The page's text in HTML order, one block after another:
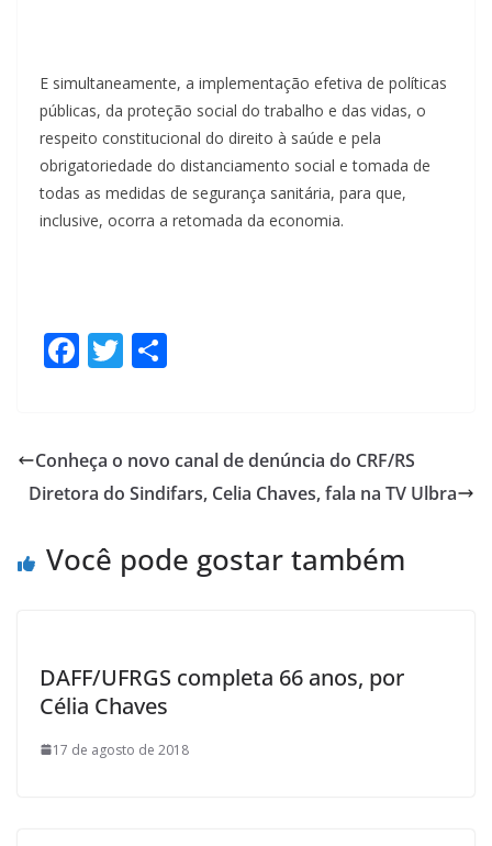
E simultaneamente, a implementação efetiva de políticas
públicas, da proteção social do trabalho e das vidas, o
respeito constitucional do direito à saúde e pela
obrigatoriedade do distanciamento social e tomada de
todas as medidas de segurança sanitária, para que,
inclusive, ocorra a retomada da economia.
F
ac
b
o
k
T
w
er e
Conheça o novo canal de denúncia do CRF/RS
Diretora do Sindifars, Celia Chaves, fala na TV Ulbra
Você pode gostar também
DAFF/UFRGS completa 66 anos, por
Célia Chaves
17 de agosto de 2018